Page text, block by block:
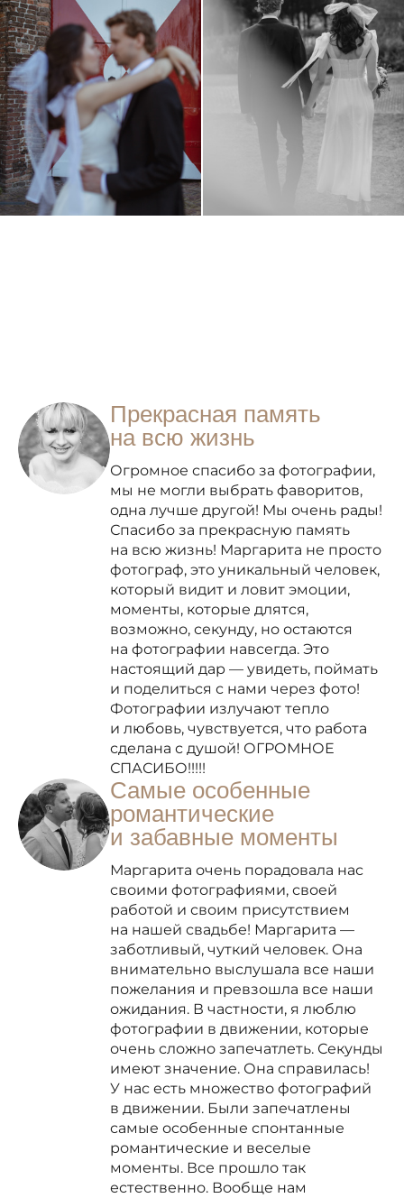
Прекрасная память
на всю жизнь
Огромное спасибо за фотографии,
мы не могли выбрать фаворитов,
одна лучше другой! Мы очень рады!
Спасибо за прекрасную память
на всю жизнь! Маргарита не просто
фотограф, это уникальный человек,
который видит и ловит эмоции,
моменты, которые длятся,
возможно, секунду, но остаются
на фотографии навсегда. Это
настоящий дар — увидеть, поймать
и поделиться с нами через фото!
Фотографии излучают тепло
и любовь, чувствуется, что работа
сделана с душой! ОГРОМНОЕ
СПАСИБО!!!!!
Самые особенные
романтические
и забавные моменты
Маргарита очень порадовала нас
своими фотографиями, своей
работой и своим присутствием
на нашей свадьбе! Маргарита —
заботливый, чуткий человек. Она
внимательно выслушала все наши
пожелания и превзошла все наши
ожидания. В частности, я люблю
фотографии в движении, которые
очень сложно запечатлеть. Секунды
имеют значение. Она справилась!
У нас есть множество фотографий
в движении. Были запечатлены
самые особенные спонтанные
романтические и веселые
моменты. Все прошло так
естественно. Вообще нам